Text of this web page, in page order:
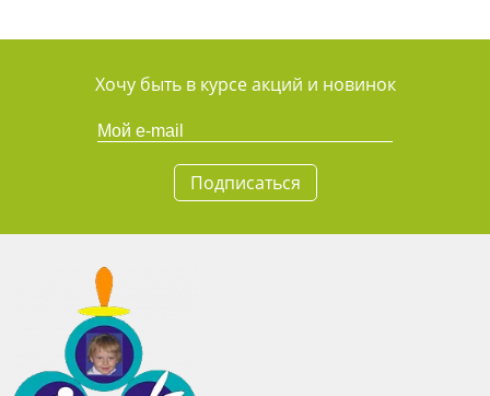
Хочу быть в курсе акций и новинок
Подписаться